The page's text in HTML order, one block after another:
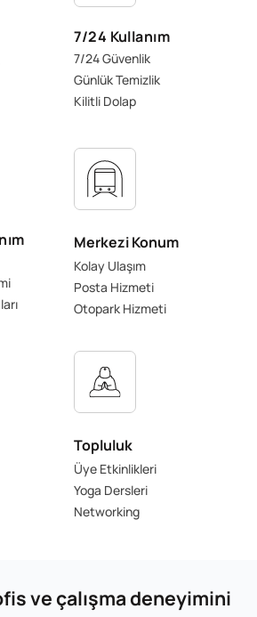
7/24 Kullanım
7/24 Güvenlik
Günlük Temizlik
Kilitli Dolap
Merkezi Konum
Kolay Ulaşım
Posta Hizmeti
Otopark Hizmeti
Topluluk
Üye Etkinlikleri
Yoga Dersleri
Networking
ve çalışma deneyimini